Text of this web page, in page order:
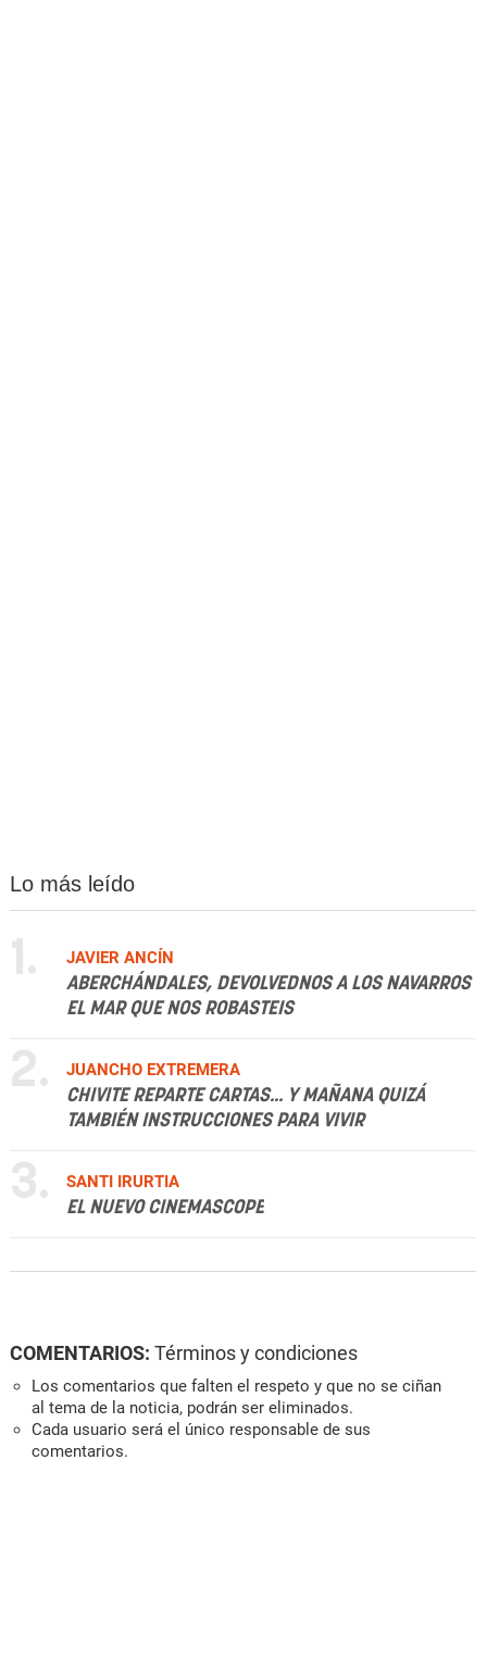
Lo más leído
1.
JAVIER ANCÍN
ABERCHÁNDALES, DEVOLVEDNOS A LOS NAVARROS
EL MAR QUE NOS ROBASTEIS
2.
JUANCHO EXTREMERA
CHIVITE REPARTE CARTAS... Y MAÑANA QUIZÁ
TAMBIÉN INSTRUCCIONES PARA VIVIR
3.
SANTI IRURTIA
EL NUEVO CINEMASCOPE
COMENTARIOS: Términos y condiciones
Los comentarios que falten el respeto y que no se ciñan
al tema de la noticia, podrán ser eliminados.
Cada usuario será el único responsable de sus
comentarios.